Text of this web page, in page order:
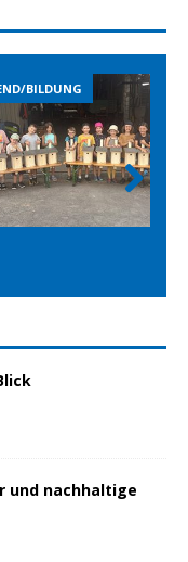
BILDUNG
Nex
t
und nachhaltige